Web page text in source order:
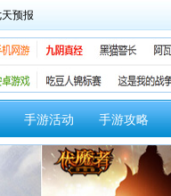
手游活动 手游攻略